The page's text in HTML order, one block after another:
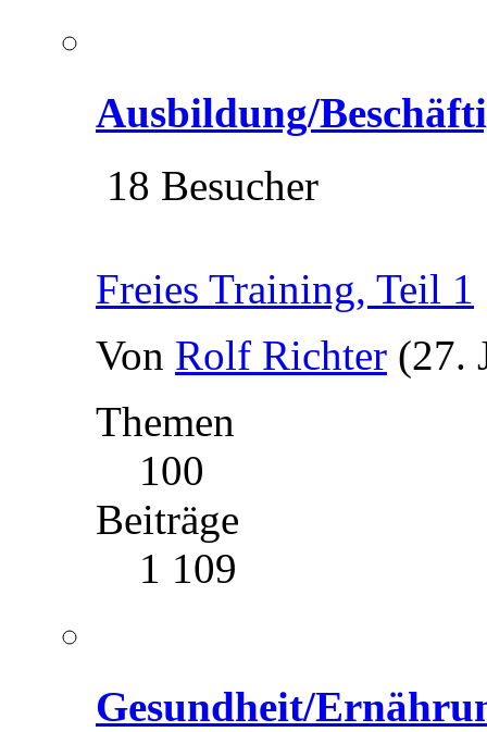
Ausbildung/
18 Besucher
Freies Training, Teil 1
Von Rolf Richter (27.
Themen
100
Beiträge
1 109
Gesundheit/